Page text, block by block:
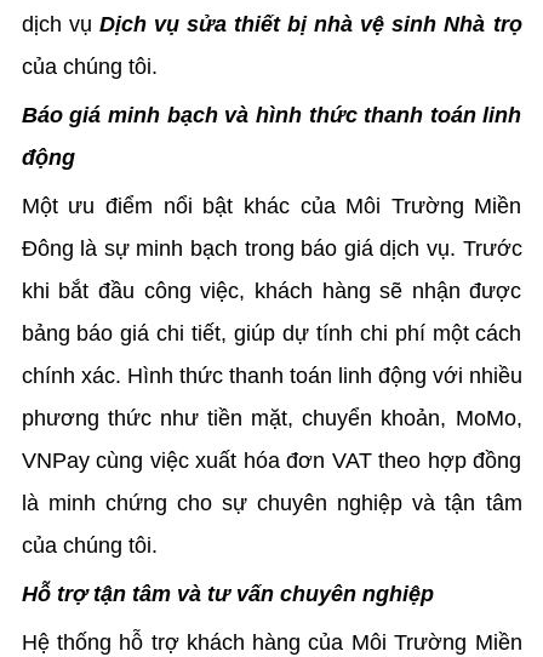
dịch vụ Dịch vụ sửa thiết bị nhà vệ sinh Nhà trọ
của chúng tôi.
Báo giá minh bạch và hình thức thanh toán linh
động
Một ưu điểm nổi bật khác của Môi Trường Miền
Đông là sự minh bạch trong báo giá dịch vụ. Trước
khi bắt đầu công việc, khách hàng sẽ nhận được
bảng báo giá chi tiết, giúp dự tính chi phí một cách
chính xác. Hình thức thanh toán linh động với nhiều
phương thức như tiền mặt, chuyển khoản, MoMo,
VNPay cùng việc xuất hóa đơn VAT theo hợp đồng
là minh chứng cho sự chuyên nghiệp và tận tâm
của chúng tôi.
Hỗ trợ tận tâm và tư vấn chuyên nghiệp
Hệ thống hỗ trợ khách hàng của Môi Trường Miền